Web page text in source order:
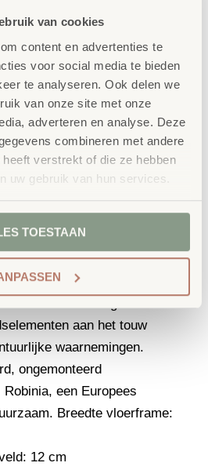
van cookies
content en advertenties te
voor social media te bieden
te analyseren. Ook delen we
van onze site met onze
adverteren en analyse. Deze
combineren met andere
verstrekt of die ze hebben
uw gebruik van hun services.
TOESTAAN
waarneming.
gevuld worden met diverse
en is bedoeld om de
te bevorderen. Op blote
verschillende
zich bewust worden van de
glad. Behendigheid en
zo optimaal
is de zintuiglijke
keer zo opwindend! Het
aan het touw
waarnemingen.
ongemonteerd
Robinia, een Europees
Breedte vloerframe:
12 cm